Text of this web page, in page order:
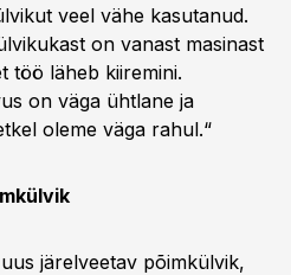
veel vähe kasutanud.
on vanast masinast
töö läheb kiiremini.
on väga ühtlane ja
oleme väga rahul.“
järelveetav põimkülvik,